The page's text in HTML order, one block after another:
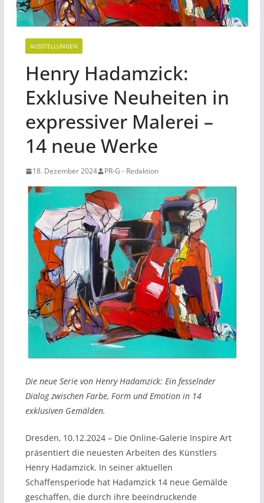
AUSSTELLUNGEN
Henry Hadamzick:
Exklusive Neuheiten in
expressiver Malerei –
14 neue Werke
18. Dezember 2024 PR-G - Redaktion
Die neue Serie von Henry Hadamzick: Ein fesselnder
Dialog zwischen Farbe, Form und Emotion in 14
exklusiven Gemälden.
Dresden, 10.12.2024 – Die Online-Galerie Inspire Art
präsentiert die neuesten Arbeiten des Künstlers
Henry Hadamzick. In seiner aktuellen
Schaffensperiode hat Hadamzick 14 neue Gemälde
geschaffen, die durch ihre beeindruckende